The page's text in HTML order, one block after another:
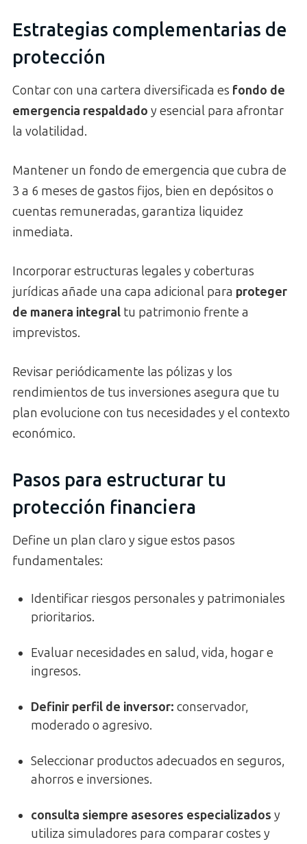
Estrategias complementarias de
protección
Contar con una cartera diversificada es fondo de
emergencia respaldado y esencial para afrontar
la volatilidad.
Mantener un fondo de emergencia que cubra de
3 a 6 meses de gastos fijos, bien en depósitos o
cuentas remuneradas, garantiza liquidez
inmediata.
Incorporar estructuras legales y coberturas
jurídicas añade una capa adicional para proteger
de manera integral tu patrimonio frente a
imprevistos.
Revisar periódicamente las pólizas y los
rendimientos de tus inversiones asegura que tu
plan evolucione con tus necesidades y el contexto
económico.
Pasos para estructurar tu
protección financiera
Define un plan claro y sigue estos pasos
fundamentales:
Identificar riesgos personales y patrimoniales
prioritarios.
Evaluar necesidades en salud, vida, hogar e
ingresos.
Definir perfil de inversor: conservador,
moderado o agresivo.
Seleccionar productos adecuados en seguros,
ahorros e inversiones.
consulta siempre asesores especializados y
utiliza simuladores para comparar costes y